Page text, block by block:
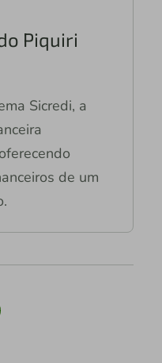
Piquiri
Sicredi, a
de um